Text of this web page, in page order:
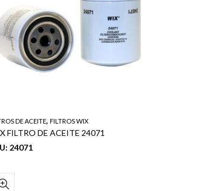
DE ACEITE, FILTROS WIX
FILTRO DE ACEITE 24071
24071